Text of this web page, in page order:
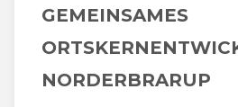
GEMEINSAMES
NORDERBRARUP